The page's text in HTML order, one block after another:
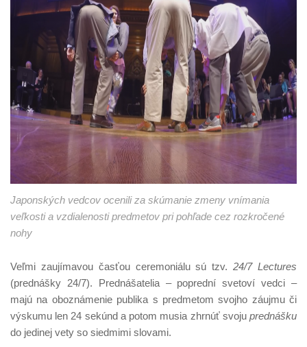
Japonských vedcov ocenili za skúmanie zmeny vnímania
veľkosti a vzdialenosti predmetov pri pohľade cez rozkročené
nohy
Veľmi zaujímavou časťou ceremoniálu sú tzv.24/7 Lectures
(prednášky 24/7). Prednášatelia – poprední svetoví vedci –
majú na oboznámenie publika s predmetom svojho záujmu či
výskumu len 24 sekúnd a potom musia zhrnúť svoju prednášku
do jedinej vety so siedmimi slovami.